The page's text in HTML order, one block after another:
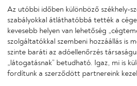
Az utóbbi időben különböző székhely-
szabályokkal átláthatóbbá tették a
kevesebb helyen van lehetőség
szolgáltatókkal szembeni hozzáállás is
szinte baráti az adóellenőrzés
„látogatásnak” betudható. Igaz, mi is
fordítunk a szerződött partnereink